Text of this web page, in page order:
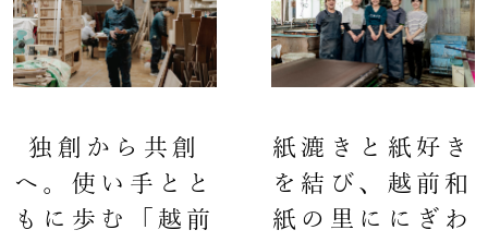
独創から共創
へ。使い手とと
もに歩む「越前
紙漉きと紙好き
を結び、越前和
紙の里ににぎわ